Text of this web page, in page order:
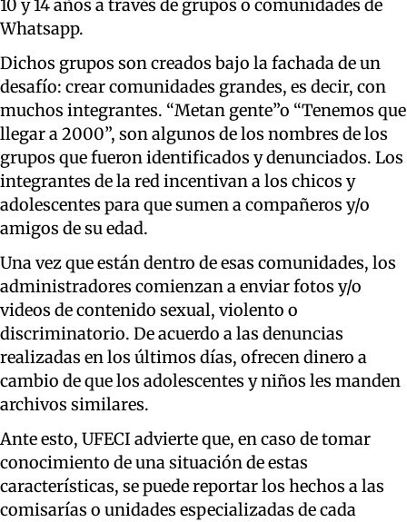
10 y 14 años a través de grupos o comunidades de
Whatsapp.
Dichos grupos son creados bajo la fachada de un
desafío: crear comunidades grandes, es decir, con
muchos integrantes. “Metan gente”o “Tenemos que
llegar a 2000”, son algunos de los nombres de los
grupos que fueron identificados y denunciados. Los
integrantes de la red incentivan a los chicos y
adolescentes para que sumen a compañeros y/o
amigos de su edad.
Una vez que están dentro de esas comunidades, los
administradores comienzan a enviar fotos y/o
videos de contenido sexual, violento o
discriminatorio. De acuerdo a las denuncias
realizadas en los últimos días, ofrecen dinero a
cambio de que los adolescentes y niños les manden
archivos similares.
Ante esto, UFECI advierte que, en caso de tomar
conocimiento de una situación de estas
características, se puede reportar los hechos a las
comisarías o unidades especializadas de cada